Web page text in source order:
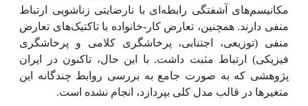
مکانیسم‌های آشفتگی رابطه‌ای با نارضایتی زناشویی ارتباط
منفی دارند. همچنین، تعارض کار-خانواده با تاکتیک‌های تعارض
منفی (توزیعی، اجتنابی، پرخاشگری کلامی و پرخاشگری
فیزیکی) ارتباط مثبت داشت. با این حال، تاکنون در ایران
پژوهشی که به صورت جامع به بررسی روابط چندگانه این
متغیرها در قالب مدل کلی بپردازد، انجام نشده است.